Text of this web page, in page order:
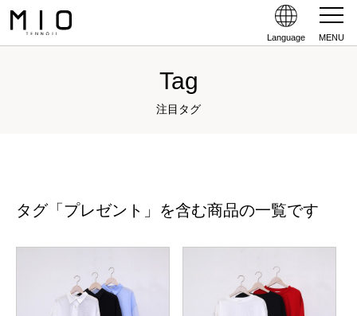
Language MENU
Tag
注目タグ
タグ「プレゼント」を含む商品の一覧です